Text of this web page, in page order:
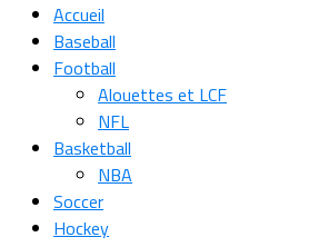
Accueil
Baseball
Football
Alouettes et LCF
NFL
Basketball
NBA
Soccer
Hockey